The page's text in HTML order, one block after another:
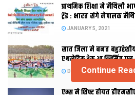
प्राथमिक शि‍क्षा मे मैथि‍ली
ट्रेंड : भारत संगे नेपालक
JANUARY 5, 2021
सात जिला मे बनत
एथलेटिक ट्रेक आ स्विमिंग
DECEMBER 26, 2020
एम्स मे शिफ्ट होयत
Continue